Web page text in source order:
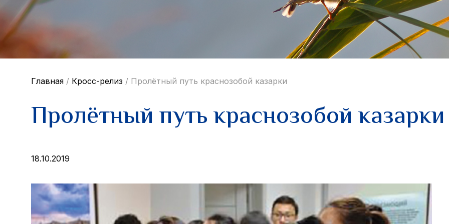
Главная / Кросс-релиз / Пролётный путь краснозобой казарки
Пролётный путь краснозобой казарки
18.10.2019